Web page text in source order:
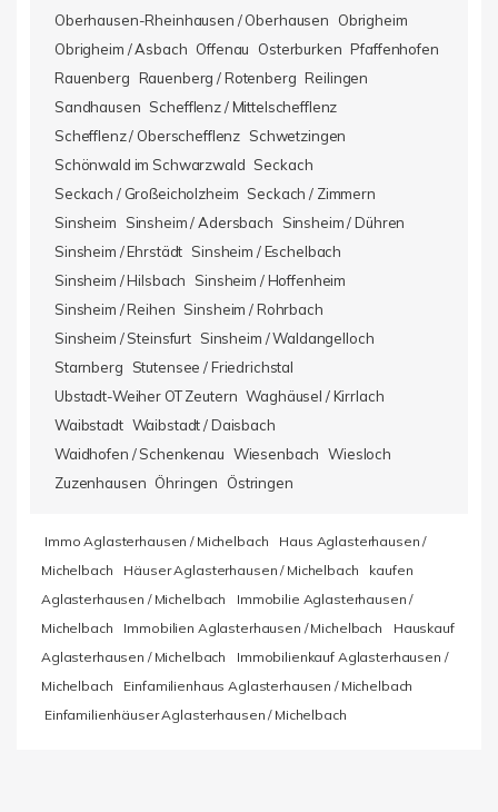
Oberhausen-Rheinhausen / Oberhausen
Obrigheim
Obrigheim / Asbach Offenau Osterburken Pfaffenhofen
Rauenberg Rauenberg / Rotenberg Reilingen
Sandhausen Schefflenz / Mittelschefflenz
Schefflenz / Oberschefflenz Schwetzingen
Schönwald im Schwarzwald Seckach
Seckach / Großeicholzheim Seckach / Zimmern
Sinsheim
Sinsheim / Adersbach
Sinsheim / Dühren
Sinsheim / Ehrstädt Sinsheim / Eschelbach
Sinsheim / Hilsbach
Sinsheim / Hoffenheim
Sinsheim / Reihen Sinsheim / Rohrbach
Sinsheim / Steinsfurt Sinsheim / Waldangelloch
Starnberg
Stutensee / Friedrichstal
Ubstadt-Weiher OT Zeutern Waghäusel / Kirrlach
Waibstadt Waibstadt / Daisbach
Waidhofen / Schenkenau Wiesenbach Wiesloch
Zuzenhausen Öhringen Östringen
Immo Aglasterhausen / Michelbach
Haus Aglasterhausen /
Michelbach
Häuser Aglasterhausen / Michelbach
kaufen
Aglasterhausen / Michelbach
Immobilie Aglasterhausen /
Michelbach
Immobilien Aglasterhausen / Michelbach
Hauskauf
Aglasterhausen / Michelbach
Immobilienkauf Aglasterhausen /
Michelbach
Einfamilienhaus Aglasterhausen / Michelbach
Einfamilienhäuser Aglasterhausen / Michelbach